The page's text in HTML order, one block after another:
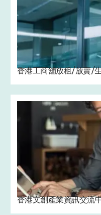
香港工商舖放租/放賣/
香港文創產業資訊交流